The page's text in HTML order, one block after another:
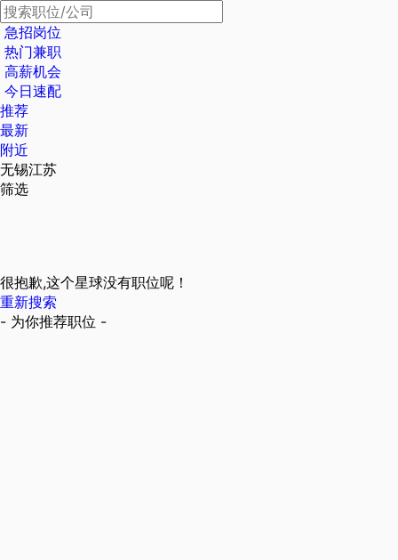
急招岗位
热门兼职
高薪机会
今日速配
推荐
最新
附近
无锡江苏
筛选
很抱歉,这个星球没有职位呢！
重新搜索
- 为你推荐职位 -